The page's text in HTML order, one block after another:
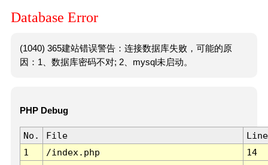
Database Error
(1040) 365建站错误警告：连接数据库失败，可能的原
因：1、数据库密码不对; 2、mysql未启动。
PHP Debug
No. File
Line
1
/index.php 14